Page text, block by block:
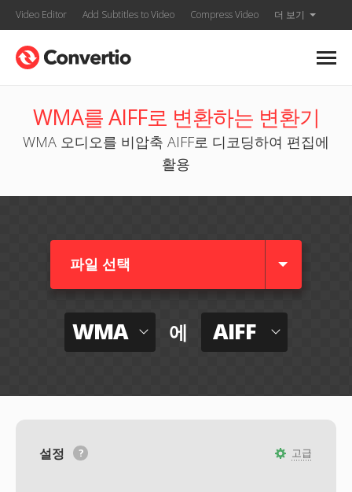
Video Editor Add Subtitles to Video Compress Video 더 보기
WMA를 AIFF로 변환하는 변환기
WMA 오디오를 비압축 AIFF로 디코딩하여 편집에
활용
파일 선택
WMA 에 AIFF
고급
설정